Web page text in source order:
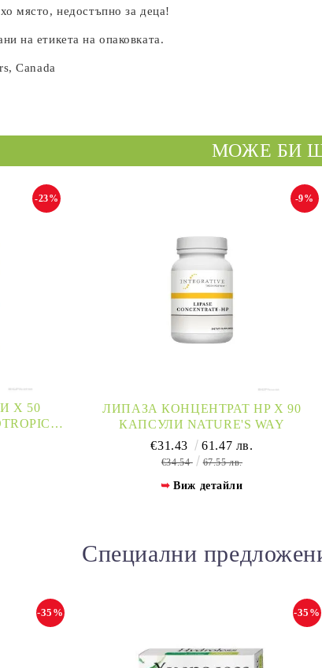
място, недостъпно за деца!
на етикета на опаковката.
Canada
МОЖЕ БИ
Х 50
-23%
ЛИПАЗА КОНЦЕНТРАТ HP Х 90
КАПСУЛИ NATURE'S WAY
-9%
€31.43 61.47 лв.
€34.54 67.55 лв.
Виж детайли
Специални
-35% -35%